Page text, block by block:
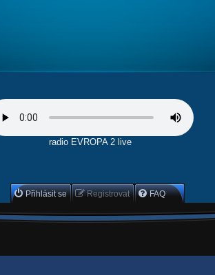
radio EVROPA 2 live
Přihlásit se Registrovat FAQ